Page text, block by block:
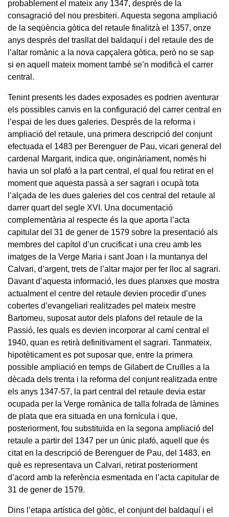
probablement el mateix any 1347, després de la
consagració del nou presbiteri. Aquesta segona ampliació
de la seqüència gòtica del retaule finalitzà el 1357, onze
anys després del trasllat del baldaquí i del retaule des de
l’altar romànic a la nova capçalera gòtica, però no se sap
si en aquell mateix moment també se’n modificà el carrer
central.
Tenint presents les dades exposades es podrien aventurar
els possibles canvis en la configuració del carrer central en
l’espai de les dues galeries. Després de la reforma i
ampliació del retaule, una primera descripció del conjunt
efectuada el 1483 per Berenguer de Pau, vicari general del
cardenal Margarit, indica que, originàriament, només hi
havia un sol plafó a la part central, el qual fou retirat en el
moment que aquesta passà a ser sagrari i ocupà tota
l’alçada de les dues galeries del cos central del retaule al
darrer quart del segle XVI. Una documentació
complementària al respecte és la que aporta l’acta
capitular del 31 de gener de 1579 sobre la presentació als
membres del capítol d’un crucificat i una creu amb les
imatges de la Verge Maria i sant Joan i la muntanya del
Calvari, d’argent, trets de l’altar major per fer lloc al sagrari.
Davant d’aquesta informació, les dues planxes que mostra
actualment el centre del retaule devien procedir d’unes
cobertes d’evangeliari realitzades pel mateix mestre
Bartomeu, suposat autor dels plafons del retaule de la
Passió, les quals es devien incorporar al camí central el
1940, quan es retirà definitivament el sagrari. Tanmateix,
hipotèticament es pot suposar que, entre la primera
possible ampliació en temps de Gilabert de Cruïlles a la
dècada dels trenta i la reforma del conjunt realitzada entre
els anys 1347-57, la part central del retaule devia estar
ocupada per la Verge romànica de talla folrada de làmines
de plata que era situada en una fornícula i que,
posteriorment, fou substituïda en la segona ampliació del
retaule a partir del 1347 per un únic plafó, aquell que és
citat en la descripció de Berenguer de Pau, del 1483, en
què es representava un Calvari, retirat posteriorment
d’acord amb la referència esmentada en l’acta capitular de
31 de gener de 1579.
Dins l’etapa artística del gòtic, el conjunt del baldaquí i el